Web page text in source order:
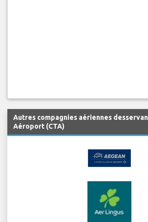
Autres compagnies aériennes
Aéroport (CTA)